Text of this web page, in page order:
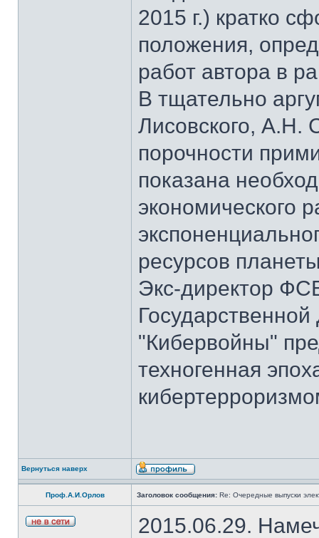
2015 г.) кратко
положения,
работ автора в
В тщательно
Лисовского,
порочности
показана
экономического
ресурсов
Экс-директор
"Кибервойны"
техногенная
Вернуться наверх
Проф.А.И.Орлов Заголовок сообщения: Re: Очередные выпуски
2015.06.29.